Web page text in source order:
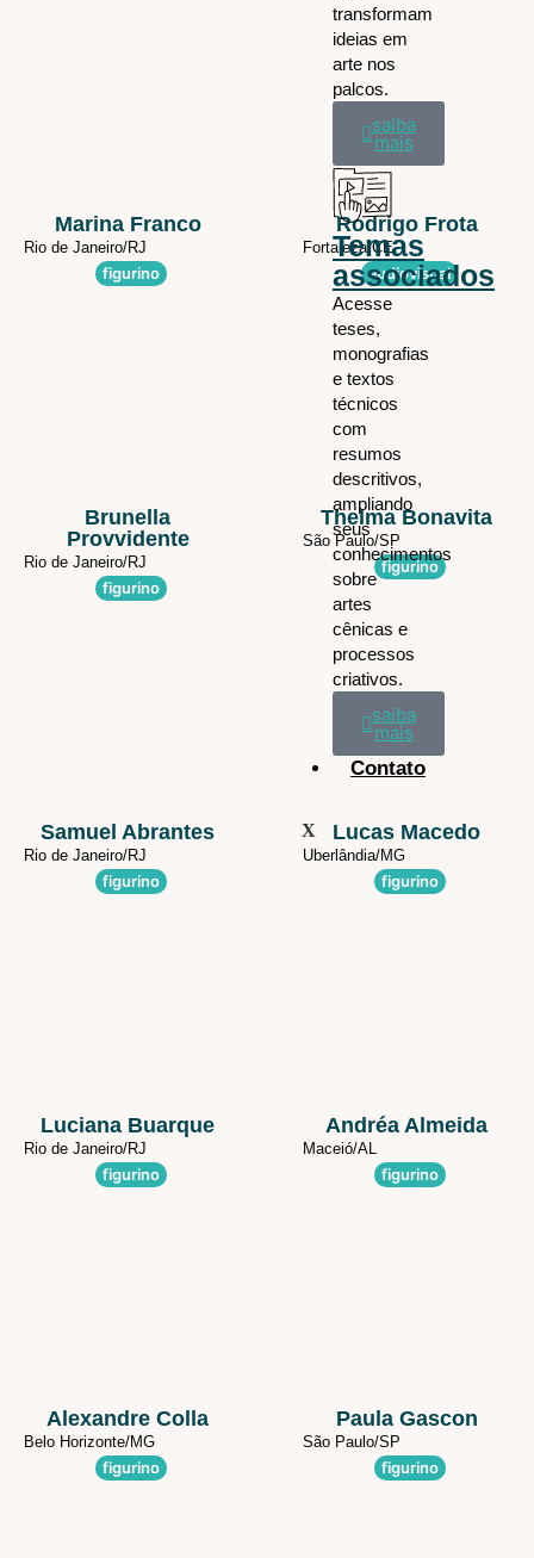
transformam
ideias em
arte nos
palcos.
saiba
mais
Temas
associados
Acesse
teses,
monografias
e textos
técnicos
com
resumos
descritivos,
ampliando
seus
conhecimentos
sobre
artes
cênicas e
processos
criativos.
saiba
mais
Contato
X
Marina Franco
Rio de Janeiro/RJ
figurino
Rodrigo Frota
Fortaleza/CE
audiovisual
Brunella
Provvidente
Rio de Janeiro/RJ
figurino
Thelma Bonavita
São Paulo/SP
figurino
Samuel Abrantes
Rio de Janeiro/RJ
figurino
Lucas Macedo
Uberlândia/MG
figurino
Luciana Buarque
Rio de Janeiro/RJ
figurino
Andréa Almeida
Maceió/AL
figurino
Alexandre Colla
Belo Horizonte/MG
figurino
Paula Gascon
São Paulo/SP
figurino